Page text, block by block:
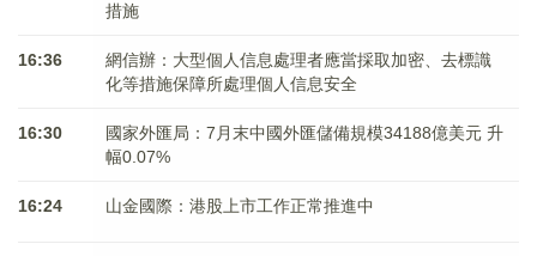
措施
16:36
網信辦：大型個人信息處理者應當採取加密、去標識
化等措施保障所處理個人信息安全
16:30
國家外匯局：7月末中國外匯儲備規模34188億美元 升
幅0.07%
16:24 山金國際：港股上市工作正常推進中